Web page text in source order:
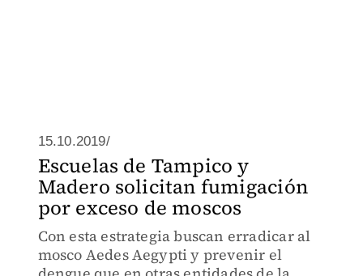
15.10.2019/
Escuelas de Tampico y
Madero solicitan fumigación
por exceso de moscos
Con esta estrategia buscan erradicar al
mosco Aedes Aegypti y prevenir el